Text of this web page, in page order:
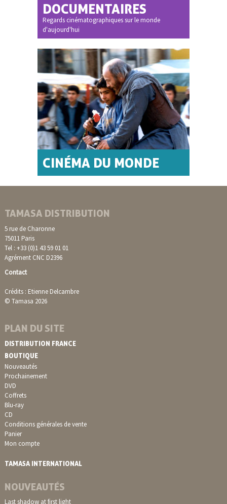
DOCUMENTAIRES
Regards cinématographiques sur le monde
d'aujourd'hui
CINÉMA DU MONDE
TAMASA DISTRIBUTION
5 rue de Charonne
75011 Paris
Tel : +33 (0)1 43 59 01 01
Agrément CNC D2396
Contact
Crédits : Etienne Delcambre
© Tamasa 2026
PLAN DU SITE
DISTRIBUTION FRANCE
BOUTIQUE
Nouveautés
Prochainement
DVD
Coffrets
Blu-ray
CD
Conditions générales de vente
Panier
Mon compte
TAMASA INTERNATIONAL
NOUVEAUTÉS
Last shadow at first light